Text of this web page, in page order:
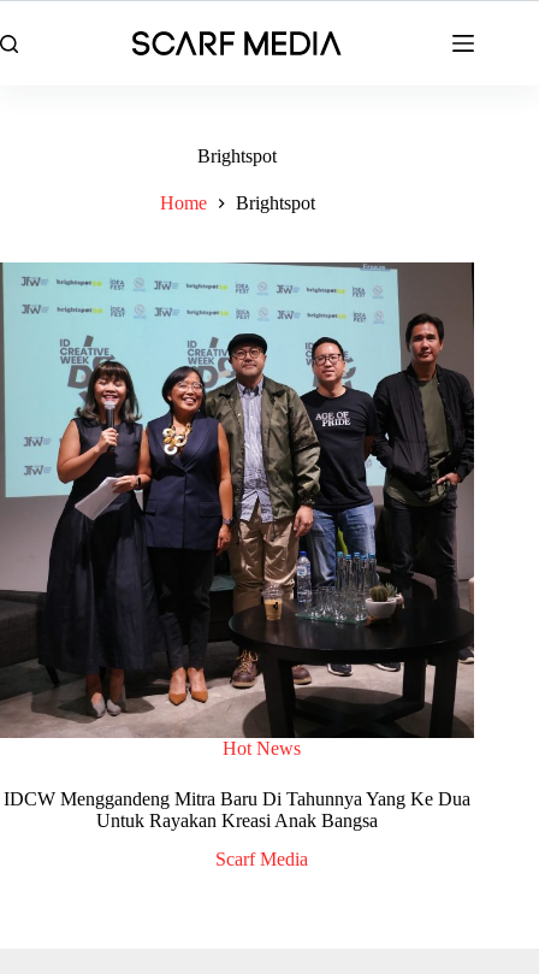
to
content
Brightspot
Home Brightspot
Hot News
IDCW Menggandeng Mitra Baru Di Tahunnya Yang Ke Dua
Untuk Rayakan Kreasi Anak Bangsa
Scarf Media